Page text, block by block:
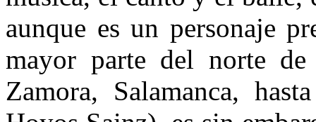
aunque es un personaje
mayor parte del norte
Zamora, Salamanca,